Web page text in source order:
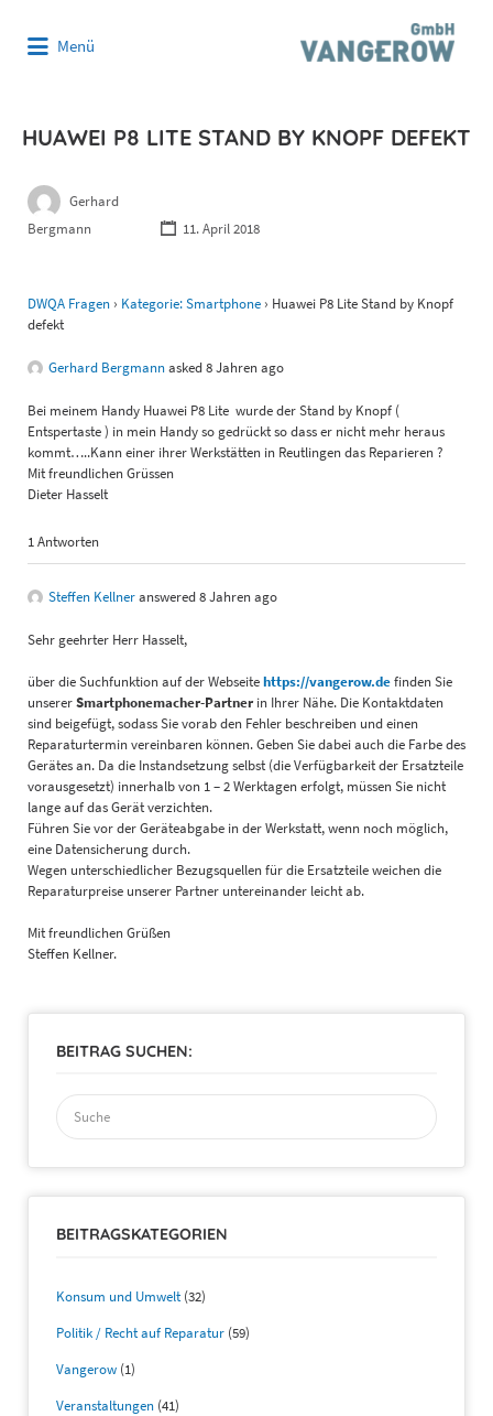
Menü
HUAWEI P8 LITE STAND BY KNOPF DEFEKT
Gerhard
Bergmann
11. April 2018
DWQA Fragen › Kategorie: Smartphone › Huawei P8 Lite Stand by Knopf
defekt
Gerhard Bergmannasked 8 Jahren ago
Bei meinem Handy Huawei P8 Lite wurde der Stand by Knopf (
Entspertaste ) in mein Handy so gedrückt so dass er nicht mehr heraus
kommt…..Kann einer ihrer Werkstätten in Reutlingen das Reparieren ?
Mit freundlichen Grüssen
Dieter Hasselt
1 Antworten
Steffen Kellneranswered 8 Jahren ago
Sehr geehrter Herr Hasselt,
über die Suchfunktion auf der Webseitehttps://vangerow.definden Sie
unsererSmartphonemacher-Partner in Ihrer Nähe. Die Kontaktdaten
sind beigefügt, sodass Sie vorab den Fehler beschreiben und einen
Reparaturtermin vereinbaren können. Geben Sie dabei auch die Farbe des
Gerätes an. Da die Instandsetzung selbst (die Verfügbarkeit der Ersatzteile
vorausgesetzt) innerhalb von 1 – 2 Werktagen erfolgt, müssen Sie nicht
lange auf das Gerät verzichten.
Führen Sie vor der Geräteabgabe in der Werkstatt, wenn noch möglich,
eine Datensicherung durch.
Wegen unterschiedlicher Bezugsquellen für die Ersatzteile weichen die
Reparaturpreise unserer Partner untereinander leicht ab.
Mit freundlichen Grüßen
Steffen Kellner.
BEITRAG SUCHEN:
Suchen
nach:
BEITRAGSKATEGORIEN
Konsum und Umwelt(32)
Politik / Recht auf Reparatur (59)
Vangerow (1)
Veranstaltungen (41)